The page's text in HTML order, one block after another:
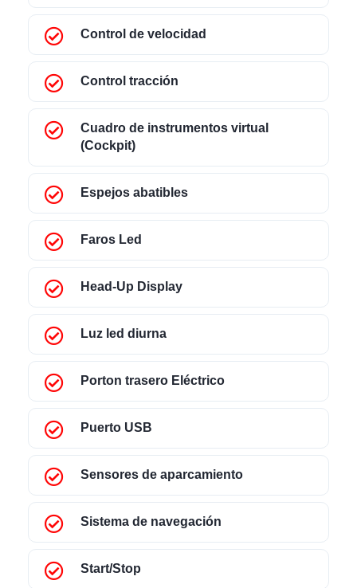
Control de velocidad
Control tracción
Cuadro de instrumentos virtual
(Cockpit)
Espejos abatibles
Faros Led
Head-Up Display
Luz led diurna
Porton trasero Eléctrico
Puerto USB
Sensores de aparcamiento
Sistema de navegación
Start/Stop